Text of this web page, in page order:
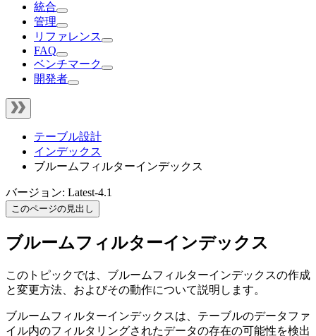
統合
管理
リファレンス
FAQ
ベンチマーク
開発者
テーブル設計
インデックス
ブルームフィルターインデックス
バージョン: Latest-4.1
このページの見出し
ブルームフィルターインデックス
このトピックでは、ブルームフィルターインデックスの作成
と変更方法、およびその動作について説明します。
ブルームフィルターインデックスは、テーブルのデータファ
イル内のフィルタリングされたデータの存在の可能性を検出